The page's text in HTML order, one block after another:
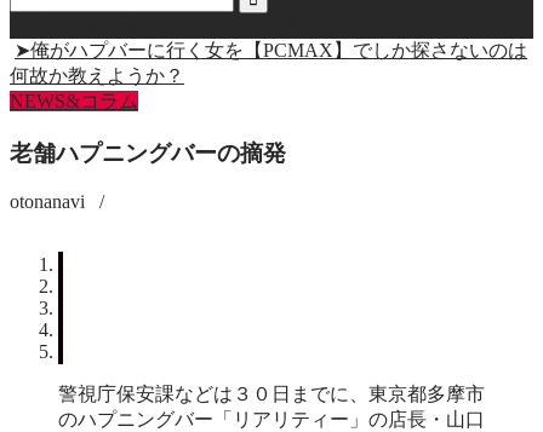
➤俺がハプバーに行く女を【PCMAX】でしか探さないのは
何故か教えようか？
NEWS&コラム
老舗ハプニングバーの摘発
otonanavi /
警視庁保安課などは３０日までに、東京都多摩市
のハプニングバー「リアリティー」の店長・山口